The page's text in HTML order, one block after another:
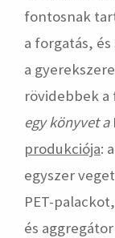
fontosnak
a forgatás,
a
rövidebbek a
egy könyvet a
produkciója:
egyszer
PET-
és